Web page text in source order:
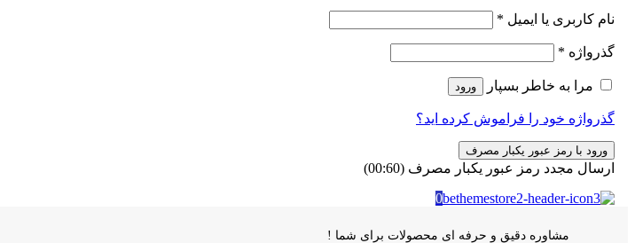
نام کاربری یا ایمیل *
گذرواژه *
مرا به خاطر بسپار ورود
گذرواژه خود را فراموش کرده اید؟
ورود با رمز عبور یکبار مصرف
ارسال مجدد رمز عبور یکبار مصرف (00:
60
)
0
مشاوره دقیق و حرفه ای محصولات برای شما !